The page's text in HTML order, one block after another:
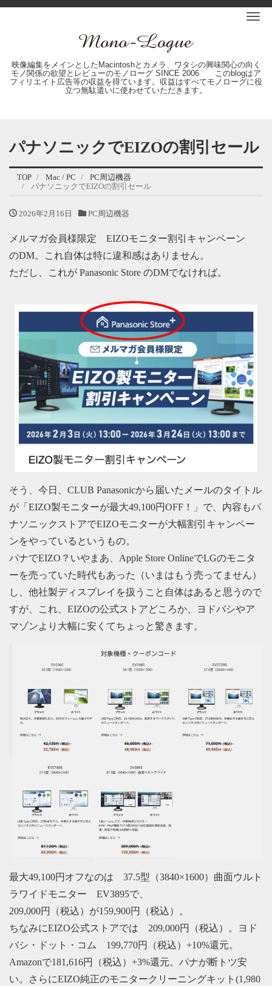
映像編集をメインとしたMacintoshとカメラ、ワタシの興味関心の向く
モノ関係の欲望とレビューのモノローグ SINCE 2006 このblogはア
フィリエイト広告等の収益を得ています。収益はすべてモノローグに役
立つ無駄遣いに使わせていただきます。
パナソニックでEIZOの割引セール
TOP Mac / PC
PC周辺機器
パナソニックでEIZOの割引セール
2026年2月16日 PC周辺機器
メルマガ会員様限定 EIZOモニター割引キャンペーン
のDM。これ自体は特に違和感はありません。
ただし、これが Panasonic Store のDMでなければ。
そう、今日、CLUB Panasonicから届いたメールのタイトル
が「EIZO製モニターが最大49,100円OFF！」で、内容もパ
ナソニックストアでEIZOモニターが大幅割引キャンペー
ンをやっているというもの。
パナでEIZO？いやまあ、Apple Store OnlineでLGのモニタ
ーを売っていた時代もあった（いまはもう売ってません）
し、他社製ディスプレイを扱うこと自体はあると思うので
すが、これ、EIZOの公式ストアどころか、ヨドバシやア
マゾンより大幅に安くてちょっと驚きます。
最大49,100円オフなのは 37.5型（3840×1600）曲⾯ウルト
ラワイドモニター EV3895で、
209,000円（税込）が159,900円（税込）。
ちなみにEIZO公式ストアでは 209,000円（税込）。ヨド
バシ・ドット・コム 199,770円（税込）+10%還元。
Amazonで181,616円（税込）+3%還元。パナが断トツ安
い。さらにEIZO純正のモニタークリーニングキット(1,980